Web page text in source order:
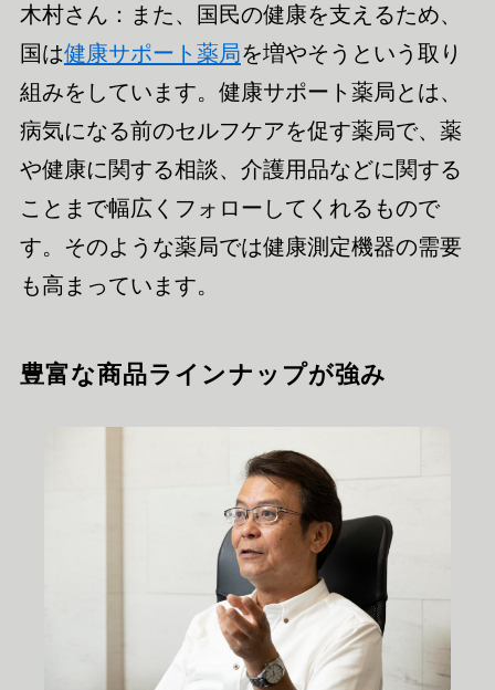
木村さん：また、国民の健康を支えるため、
国は健康サポート薬局を増やそうという取り
組みをしています。健康サポート薬局とは、
病気になる前のセルフケアを促す薬局で、薬
や健康に関する相談、介護用品などに関する
ことまで幅広くフォローしてくれるもので
す。そのような薬局では健康測定機器の需要
も高まっています。
豊富な商品ラインナップが強み